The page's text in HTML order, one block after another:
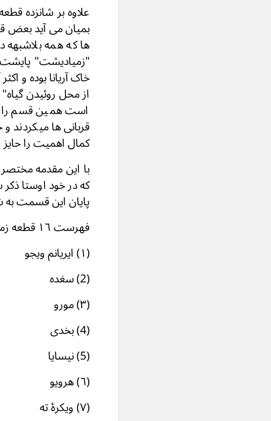
علاوه بر شانزده
بمیان می آید بعض
ها که همه
"زمیادیشت" پایشت
خاک آریانا بوده
از محل روئیدن
است همین قسم
قربانی ها
کمال اهمیت را
با این مقدمه
که در خود اوستا ذکر
پایان این قسمت به
فهرست ١٦ قطعه زمین اوستائی قرار ترتیب باب اول "وندیداد"
(۱) ایریانم ویجو . . . . Airyanem Vaêjo
(2) سغده . . . . Sughdha
(۳) مورو . . . . Mouru
(4) بخدى . . . . Bakhdi
(5) نیسایا . . . . Nisaya
(٦) هرویو . . . . Harôyu
(۷) ویکرۀ ته . . . . Vaêkereta